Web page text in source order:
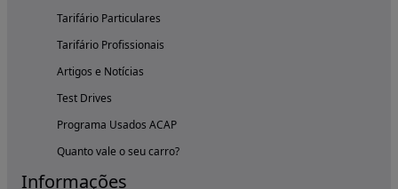
Tarifário Particulares
Tarifário Profissionais
Artigos e Notícias
Test Drives
Programa Usados ACAP
Quanto vale o seu carro?
Informações